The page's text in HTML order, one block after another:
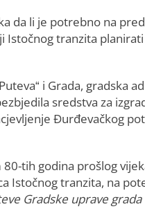
da li je potrebno na
Istočnog tranzita
i Grada, gradska
sredstva za
Đurđevačkog
tih godina prošlog
Istočnog tranzita, na
Gradske uprave